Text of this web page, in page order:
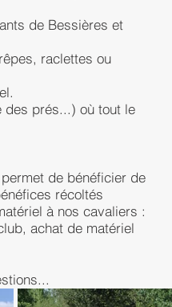
de Bessières et
raclettes ou
des prés...) où tout le
de bénéficier de
récoltés
à nos cavaliers :
achat de matériel